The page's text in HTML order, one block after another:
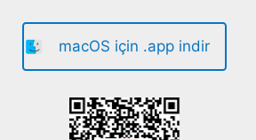
macOS için .app indir